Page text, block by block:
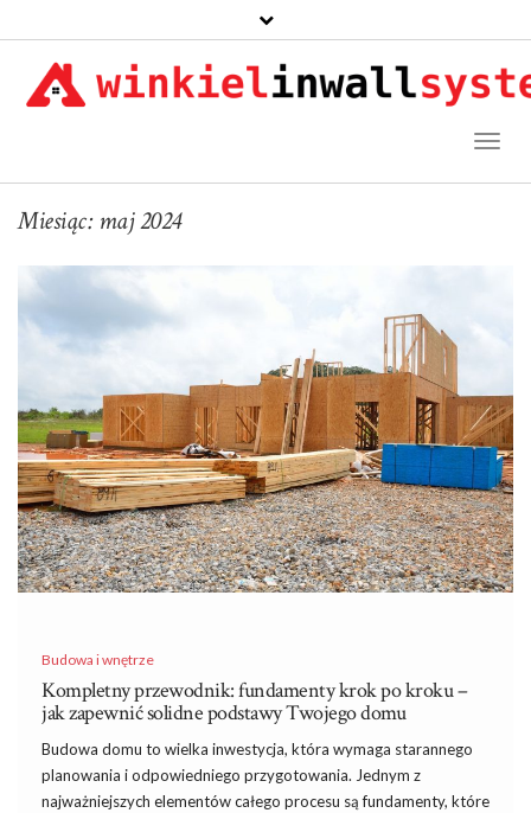
Miesiąc: maj 2024
Budowa i wnętrze
Kompletny przewodnik: fundamenty krok po kroku –
jak zapewnić solidne podstawy Twojego domu
Budowa domu to wielka inwestycja, która wymaga starannego
planowania i odpowiedniego przygotowania. Jednym z
najważniejszych elementów całego procesu są fundamenty, które